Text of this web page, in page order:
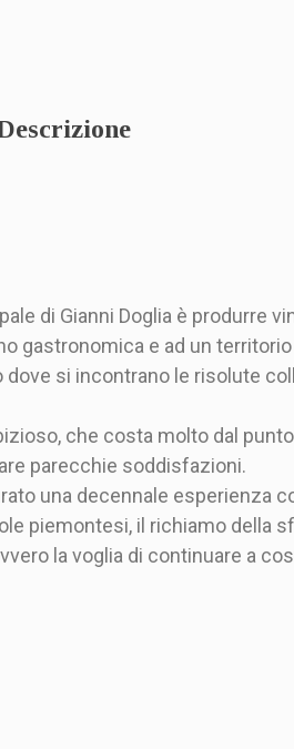
di Gianni Doglia è produrre
gastronomica e ad un
dove si incontrano le risolute
che costa molto dal
parecchie soddisfazioni.
una decennale esperienza
piemontesi, il richiamo della
la voglia di continuare a